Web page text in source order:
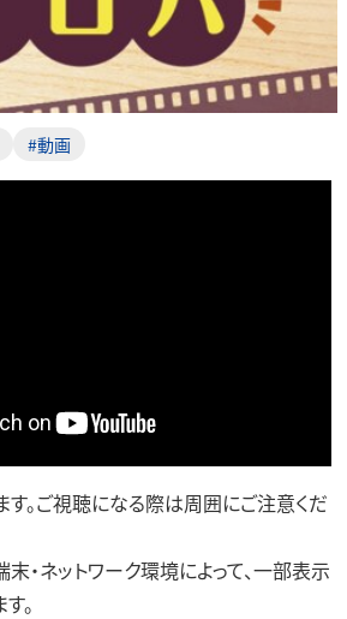
#動画
。ご視聴になる際は周囲にご注意くだ
・ネットワーク環境によって、一部表示
。